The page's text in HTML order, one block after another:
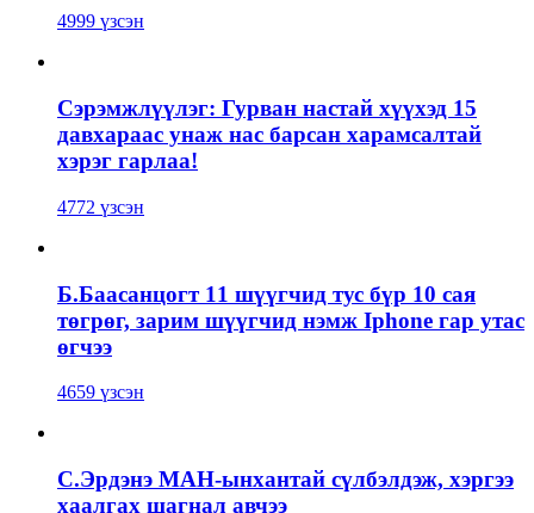
4999 үзсэн
Сэрэмжлүүлэг: Гурван настай хүүхэд 15
давхараас унаж нас барсан харамсалтай
хэрэг гарлаа!
4772 үзсэн
Б.Баасанцогт 11 шүүгчид тус бүр 10 сая
төгрөг, зарим шүүгчид нэмж Iphone гар утас
өгчээ
4659 үзсэн
С.Эрдэнэ МАН-ынхантай сүлбэлдэж, хэргээ
хаалгах шагнал авчээ